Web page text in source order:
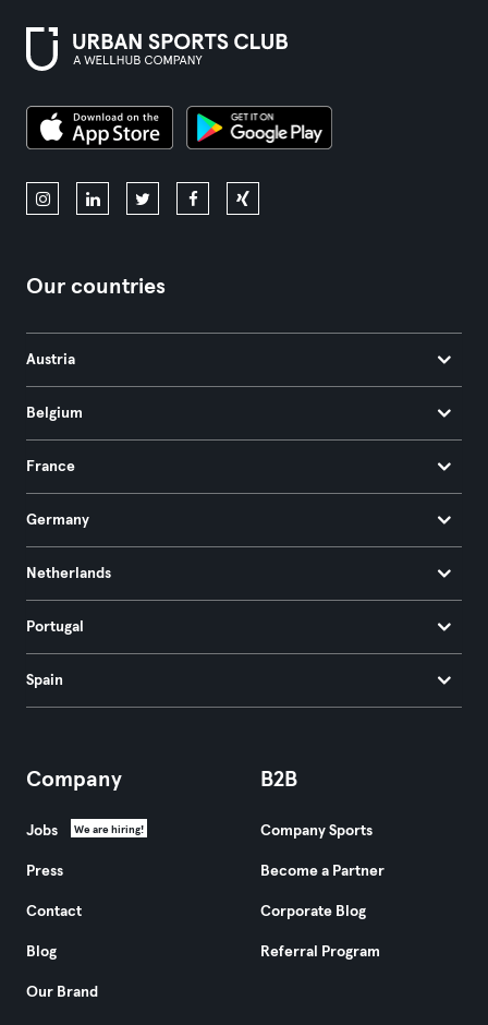
Our countries
Austria
Belgium
France
Germany
Netherlands
Portugal
Spain
Company
Jobs We are hiring!
Press
Contact
Blog
Our Brand
B2B
Company Sports
Become a Partner
Corporate Blog
Referral Program